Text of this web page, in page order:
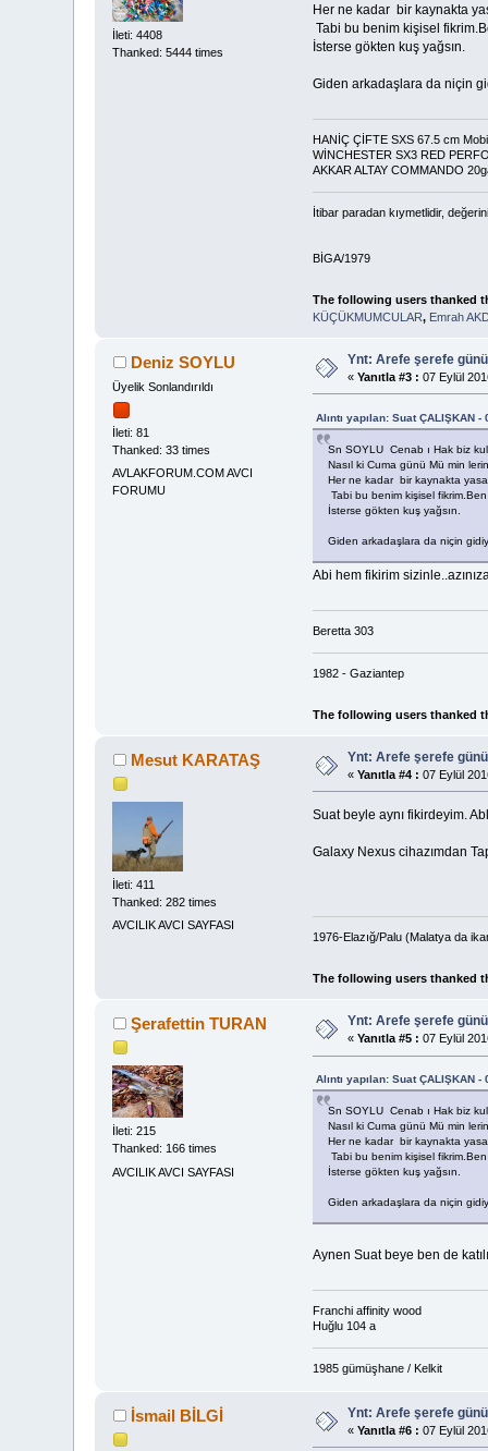
İleti: 4408
Thanked: 5444 times
Her ne kadar bir kaynakta
Tabi bu benim kişisel
İsterse gökten kuş yağsın.
Giden arkadaşlara da niçin
HANİÇ ÇİFTE SXS 67.5 cm
WİNCHESTER SX3 RED
AKKAR ALTAY COMMANDO
İtibar paradan kıymetlidir,
BİGA/1979
The following users thanked
KÜÇÜKMUMCULAR, Emrah
Deniz SOYLU
Üyelik Sonlandırıldı
İleti: 81
Thanked: 33 times
AVLAKFORUM.COM AVCI
FORUMU
Ynt: Arefe şerefe
«Yanıtla #3 : 07 Eylül
Alıntı yapılan: Suat ÇALIŞKAN
Sn SOYLU Cenab ı Hak biz
Nasıl ki Cuma günü Mü min
Her ne kadar bir kaynakta
Tabi bu benim kişisel
İsterse gökten kuş yağsın.
Giden arkadaşlara da niçin
Abi hem fikirim
Beretta 303
1982 - Gaziantep
The following users thanked
Mesut KARATAŞ
İleti: 411
Thanked: 282 times
AVCILIK AVCI SAYFASI
Ynt: Arefe şerefe
«Yanıtla #4 : 07 Eylül
Suat beyle aynı fikirdeyim.
Galaxy Nexus cihazımdan
1976-Elazığ/Palu (Malatya da
The following users thanked
Şerafettin TURAN
İleti: 215
Thanked: 166 times
AVCILIK AVCI SAYFASI
Ynt: Arefe şerefe
«Yanıtla #5 : 07 Eylül
Alıntı yapılan: Suat ÇALIŞKAN
Sn SOYLU Cenab ı Hak biz
Nasıl ki Cuma günü Mü min
Her ne kadar bir kaynakta
Tabi bu benim kişisel
İsterse gökten kuş yağsın.
Giden arkadaşlara da niçin
Aynen Suat beye ben de
Franchi affinity wood
Huğlu 104 a
1985 gümüşhane / Kelkit
İsmail BİLGİ Ynt: Arefe şerefe
«Yanıtla #6 : 07 Eylül